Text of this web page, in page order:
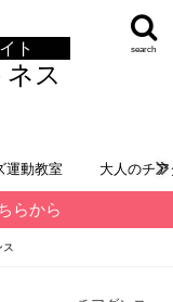
ト
ス
search
運動教室 大人のチ
らから